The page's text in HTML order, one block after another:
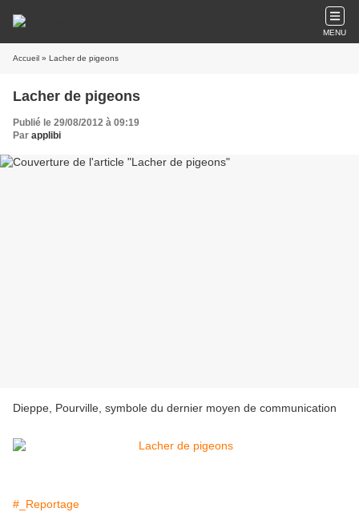
MENU
Accueil » Lacher de pigeons
Lacher de pigeons
Publié le 29/08/2012 à 09:19
Par applibi
Dieppe, Pourville, symbole du dernier moyen de communication
#_Reportage